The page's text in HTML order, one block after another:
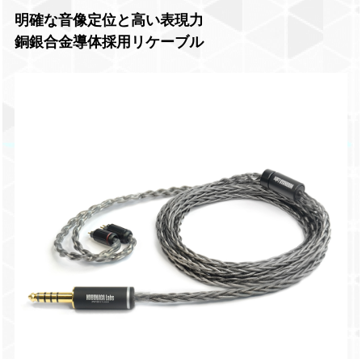
明確な音像定位と高い表現力
銅銀合金導体採用リケーブル